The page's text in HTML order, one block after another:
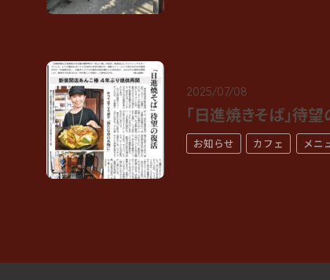
2025/07/08
「日進焼きそば」待
お知らせ カフェ メニ